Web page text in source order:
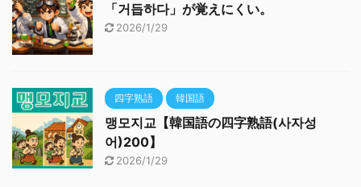
「거듭하다」が覚えにくい。
2026/1/29
四字熟語 韓国語
맹모지교【韓国語の四字熟語(사자성
어)200】
2026/1/29